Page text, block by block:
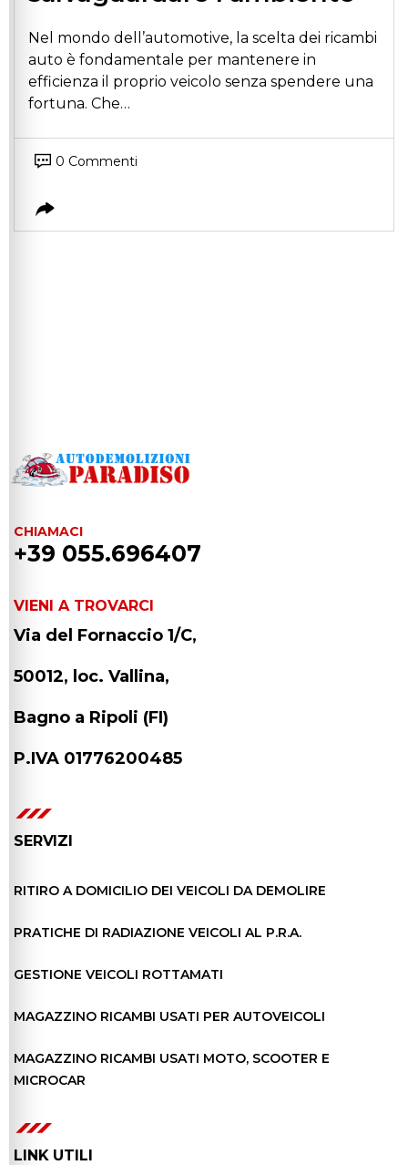
Nel mondo dell’automotive, la scelta dei ricambi
auto è fondamentale per mantenere in
efficienza il proprio veicolo senza spendere una
fortuna. Che…
0 Commenti
CHIAMACI
+39 055.696407
VIENI A TROVARCI
Via del Fornaccio 1/C,
50012, loc. Vallina,
Bagno a Ripoli (FI)
P.IVA 01776200485
SERVIZI
RITIRO A DOMICILIO DEI VEICOLI DA DEMOLIRE
PRATICHE DI RADIAZIONE VEICOLI AL P.R.A.
GESTIONE VEICOLI ROTTAMATI
MAGAZZINO RICAMBI USATI PER AUTOVEICOLI
MAGAZZINO RICAMBI USATI MOTO, SCOOTER E
MICROCAR
LINK UTILI